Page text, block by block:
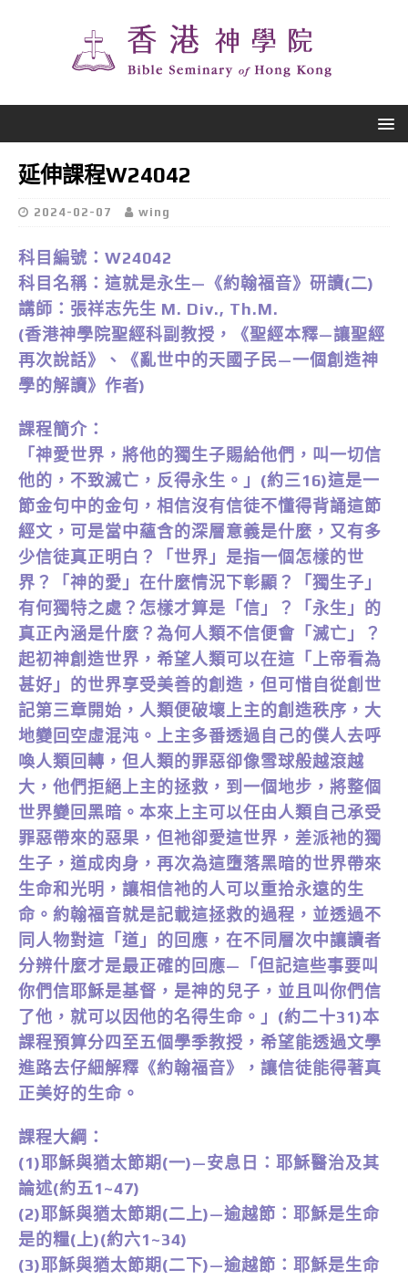
延伸課程W24042
2024-02-07 wing
科目編號：W24042
科目名稱：這就是永生—《約翰福音》研讀(二)
講師：張祥志先生 M. Div., Th.M.
(香港神學院聖經科副教授，《聖經本釋—讓聖經
再次說話》、《亂世中的天國子民—一個創造神
學的解讀》作者)
課程簡介：
「神愛世界，將他的獨生子賜給他們，叫一切信
他的，不致滅亡，反得永生。」(約三16)這是一
節金句中的金句，相信沒有信徒不懂得背誦這節
經文，可是當中蘊含的深層意義是什麼，又有多
少信徒真正明白？「世界」是指一個怎樣的世
界？「神的愛」在什麼情況下彰顯？「獨生子」
有何獨特之處？怎樣才算是「信」？「永生」的
真正內涵是什麼？為何人類不信便會「滅亡」？
起初神創造世界，希望人類可以在這「上帝看為
甚好」的世界享受美善的創造，但可惜自從創世
記第三章開始，人類便破壞上主的創造秩序，大
地變回空虛混沌。上主多番透過自己的僕人去呼
喚人類回轉，但人類的罪惡卻像雪球般越滾越
大，他們拒絕上主的拯救，到一個地步，將整個
世界變回黑暗。本來上主可以任由人類自己承受
罪惡帶來的惡果，但祂卻愛這世界，差派衪的獨
生子，道成肉身，再次為這墮落黑暗的世界帶來
生命和光明，讓相信祂的人可以重拾永遠的生
命。約翰福音就是記載這拯救的過程，並透過不
同人物對這「道」的回應，在不同層次中讓讀者
分辨什麼才是最正確的回應—「但記這些事要叫
你們信耶穌是基督，是神的兒子，並且叫你們信
了他，就可以因他的名得生命。」(約二十31)本
課程預算分四至五個學季教授，希望能透過文學
進路去仔細解釋《約翰福音》，讓信徒能得著真
正美好的生命。
課程大綱：
(1)耶穌與猶太節期(一)—安息日：耶穌醫治及其
論述(約五1~47)
(2)耶穌與猶太節期(二上)—逾越節：耶穌是生命
是的糧(上)(約六1~34)
(3)耶穌與猶太節期(二下)—逾越節：耶穌是生命